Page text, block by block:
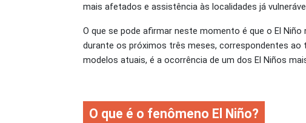
mais afetados e assistência às localidades já
O que se pode afirmar neste momento é que o El
durante os próximos três meses, correspondentes ao
modelos atuais, é a ocorrência de um dos El Niños
O que é o fenômeno El Niño?